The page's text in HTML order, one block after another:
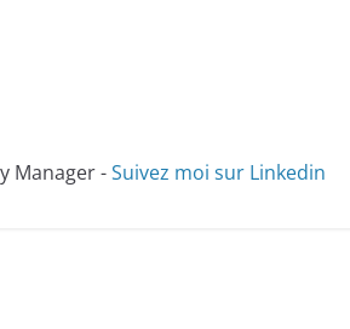
Manager -Suivez moi sur Linkedin